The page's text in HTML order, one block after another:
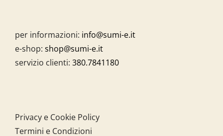
per informazioni: info@sumi-e.it
e-shop: shop@sumi-e.it
servizio clienti: 380.7841180
Privacy e Cookie Policy
Termini e Condizioni